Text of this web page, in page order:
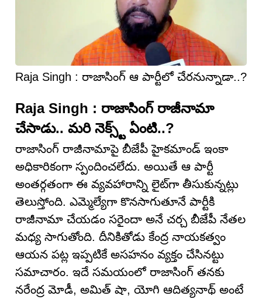
Raja Singh : రాజాసింగ్ ఆ పార్టీలో చేర‌నున్నాడా..?
Raja Singh : రాజాసింగ్ రాజీనామా
చేసాడు.. మరి నెక్స్ట్ ఏంటి..?
రాజాసింగ్ రాజీనామాపై బీజేపీ హైకమాండ్ ఇంకా
అధికారికంగా స్పందించలేదు. అయితే ఆ పార్టీ
అంతర్గతంగా ఈ వ్యవహారాన్ని లైట్‌గా తీసుకున్నట్లు
తెలుస్తోంది. ఎమ్మెల్యేగా కొనసాగుతూనే పార్టీకి
రాజీనామా చేయడం సరైందా అనే చర్చ బీజేపీ నేతల
మధ్య సాగుతోంది. దీనికితోడు కేంద్ర నాయకత్వం
ఆయన పట్ల ఇప్పటికే అసహనం వ్యక్తం చేసినట్టు
సమాచారం. ఇదే సమయంలో రాజాసింగ్ తనకు
నరేంద్ర మోడీ, అమిత్ షా, యోగి ఆదిత్యనాథ్ అంటే